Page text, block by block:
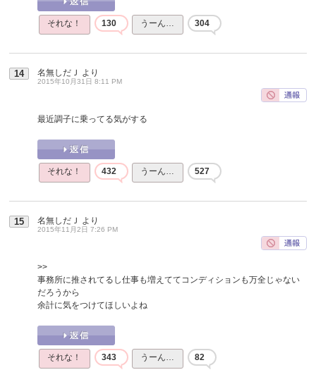
それな！ 130 うーん… 304
14 名無しだＪ より
2015年10月31日 8:11 PM
最近調子に乗ってる気がする
それな！ 432 うーん… 527
15 名無しだＪ より
2015年11月2日 7:26 PM
>>
事務所に推されてるし仕事も増えててコンディションも万全じゃない
だろうから
余計に気をつけてほしいよね
それな！ 343 うーん… 82